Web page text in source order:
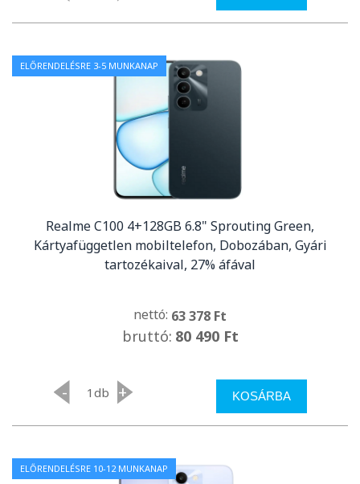
ELŐRENDELÉSRE 3-5 MUNKANAP
Realme C100 4+128GB 6.8" Sprouting Green,
Kártyafüggetlen mobiltelefon, Dobozában, Gyári
tartozékaival, 27% áfával
nettó: 63 378 Ft
bruttó: 80 490 Ft
- db + KOSÁRBA
ELŐRENDELÉSRE 10-12 MUNKANAP